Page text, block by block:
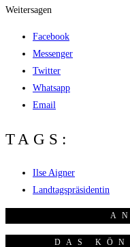
Weitersagen
Facebook
Messenger
Twitter
Whatsapp
Email
TAGS:
Ilse Aigner
Landtagspräsidentin
DAS